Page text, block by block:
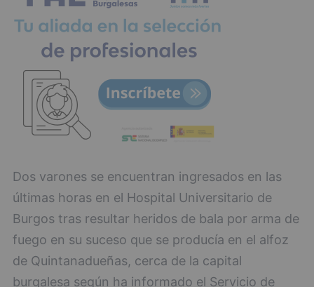
Dos varones se encuentran ingresados en las
últimas horas en el Hospital Universitario de
Burgos tras resultar heridos de bala por arma de
fuego en su suceso que se producía en el alfoz
de Quintanadueñas, cerca de la capital
burgalesa según ha informado el Servicio de